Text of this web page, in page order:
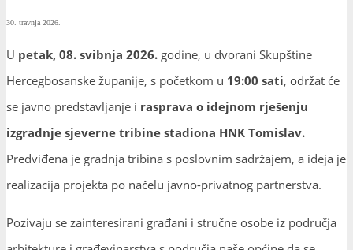
30. travnja 2026.
U petak, 08. svibnja 2026. godine, u dvorani Skupštine
Hercegbosanske županije, s početkom u 19:00 sati, održat će
se javno predstavljanje i rasprava o idejnom rješenju
izgradnje sjeverne tribine stadiona HNK Tomislav.
Predviđena je gradnja tribina s poslovnim sadržajem, a ideja je
realizacija projekta po načelu javno-privatnog partnerstva.
Pozivaju se zainteresirani građani i stručne osobe iz područja